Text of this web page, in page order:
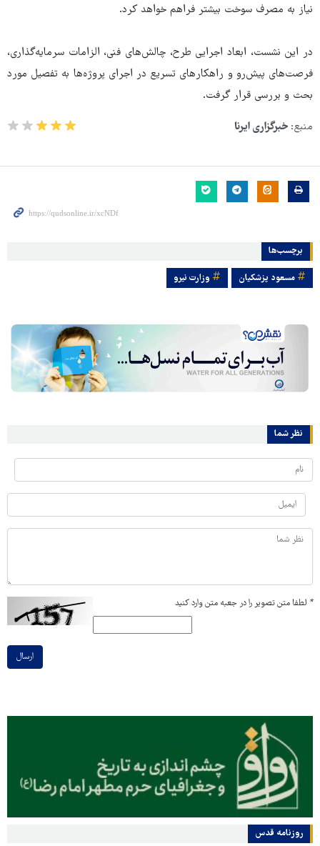
نیاز به مصرف سوخت بیشتر فراهم خواهد کرد.
در این نشست، ابعاد اجرایی طرح، چالش‌های فنی، الزامات سرمایه‌گذاری،
فرصت‌های پیش‌رو و راهکارهای تسریع در اجرای پروژه‌ها به تفصیل مورد
بحث و بررسی قرار گرفت.
منبع: خبرگزاری ایرنا
برچسب‌ها
مسعود پزشکیان وزارت نیرو
نظر شما
* لطفا متن تصویر را در جعبه متن وارد کنید
ارسال
روزنامه قدس